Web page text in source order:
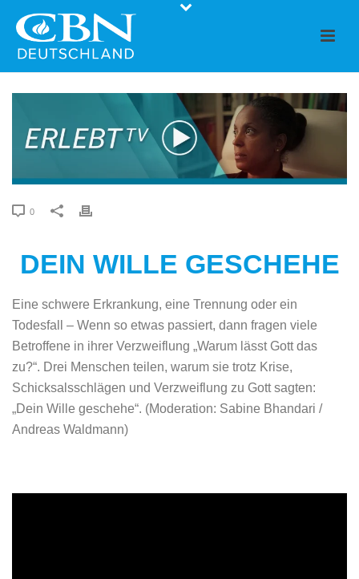
0
DEIN WILLE GESCHEHE
Eine schwere Erkrankung, eine Trennung oder ein
Todesfall – Wenn so etwas passiert, dann fragen viele
Betroffene in ihrer Verzweiflung „Warum lässt Gott das
zu?“. Drei Menschen teilen, warum sie trotz Krise,
Schicksalsschlägen und Verzweiflung zu Gott sagten:
„Dein Wille geschehe“. (Moderation: Sabine Bhandari /
Andreas Waldmann)